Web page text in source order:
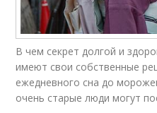
В чем секрет долгой и
имеют свои собственные
ежедневного сна до
очень старые люди могут